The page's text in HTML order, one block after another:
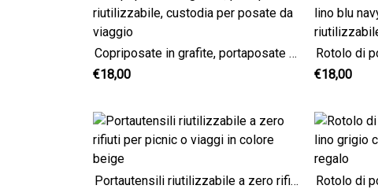
Copriposate in grafite, portaposate riutilizzabile, custodia per posate da viaggio
€18,00
€18,00
Portautensili riutilizzabile a zero rifiuti per picnic o viaggi in colore beige